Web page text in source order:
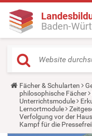
Baden-
Y
o
u
a
r
e
h
Fächer & Schularten
philosophische Fächer
Unterrichtsmodule
Lernortmodule
Verfolgung vor der
Kampf für die